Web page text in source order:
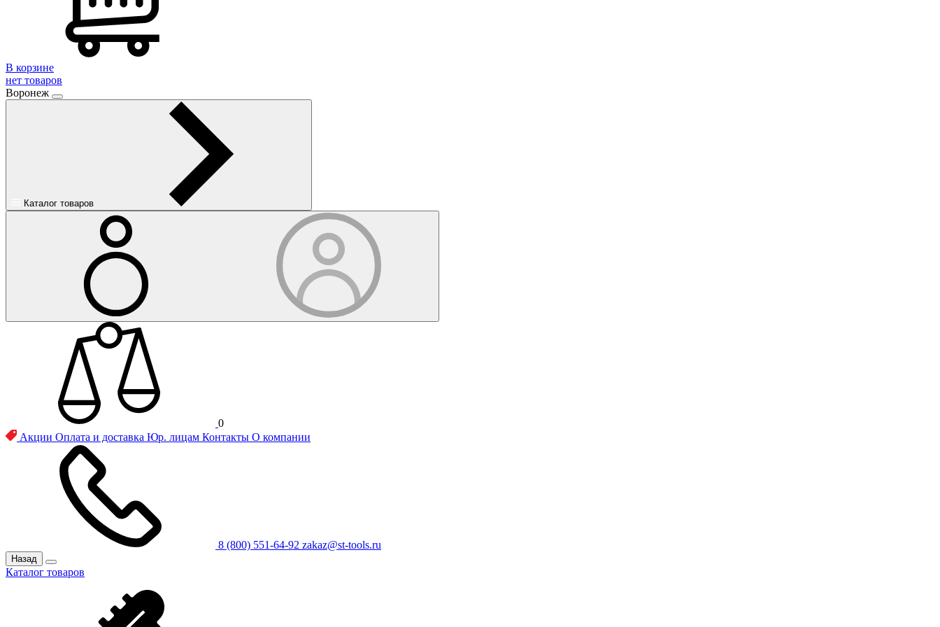
В корзине
нет товаров
Воронеж
Каталог товаров
0
Акции Оплата и доставка Юр. лицам Контакты О компании
8 (800) 551-64-92 zakaz@st-tools.ru
Назад
Каталог товаров